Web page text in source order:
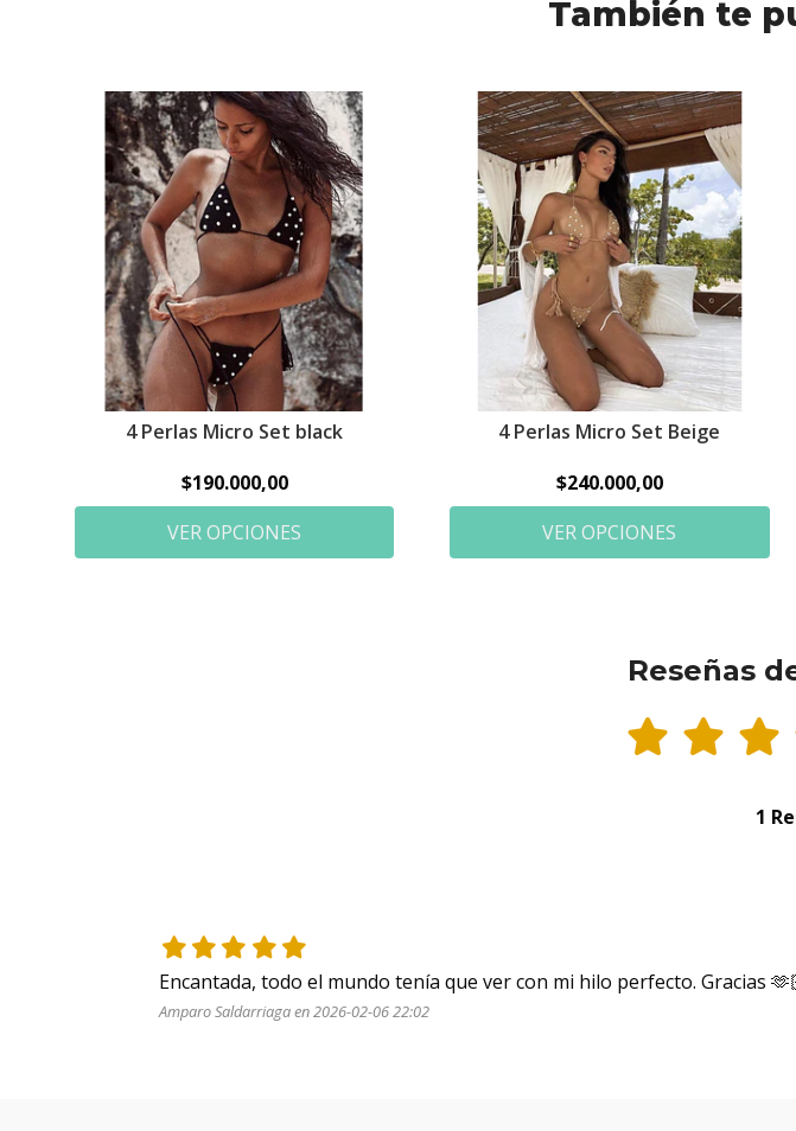
También te
4 Perlas Micro Set black
$190.000,00
VER OPCIONES
4 Perlas Micro Set Beige
$240.000,00
VER OPCIONES
Reseñas
1
Encantada, todo el mundo tenía que ver con mi hilo perfecto. Gracias
Amparo Saldarriaga en 2026-02-06 22:02